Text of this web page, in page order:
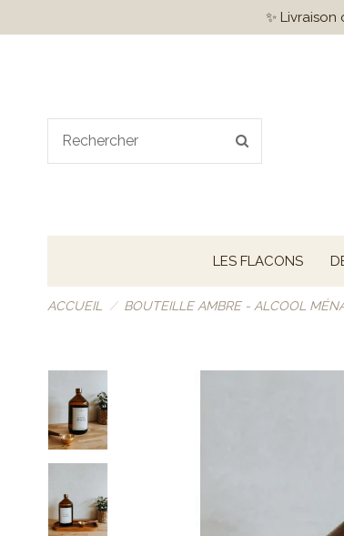
✨
LES FLACONS
ACCUEIL BOUTEILLE AMBRE - ALCOOL